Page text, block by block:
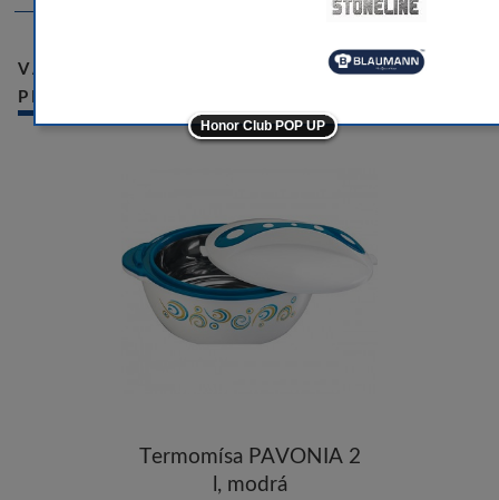
VÁMI NAPOSLEDY PROHLÍŽENÉ
PRODUKTY
Termomísa PAVONIA 2
l, modrá
-5%
Honor Club POP UP